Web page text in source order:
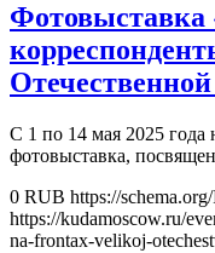
Фотовыставка
С 1 по 14 мая 2025 года
фотовыставка,
0 RUB https://
https://kudamoscow.ru/
na-frontax-velikoj-